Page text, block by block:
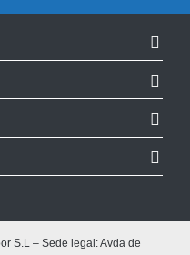
S.L – Sede legal: Avda de